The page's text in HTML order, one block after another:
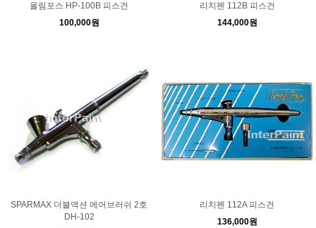
올림포스 HP-100B 피스건
100,000원
리치펜 112B 피스건
144,000원
SPARMAX 더블액션 에어브러쉬 2호
DH-102
리치펜 112A 피스건
136,000원